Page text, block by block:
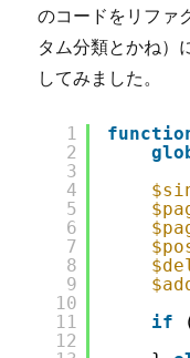
のコードをリファ
タム分類とかね）
してみました。
1
2
3
4
5
6
7
8
9
10
11
12
if